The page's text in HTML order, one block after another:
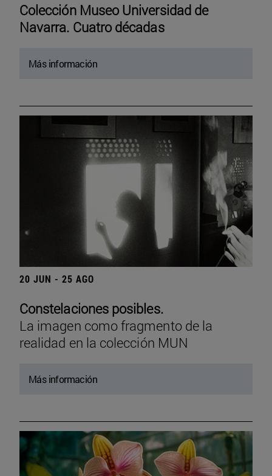
Colección Museo Universidad de
Navarra. Cuatro décadas
Más información
20 JUN - 25 AGO
Constelaciones posibles.
La imagen como fragmento de la
realidad en la colección MUN
Más información